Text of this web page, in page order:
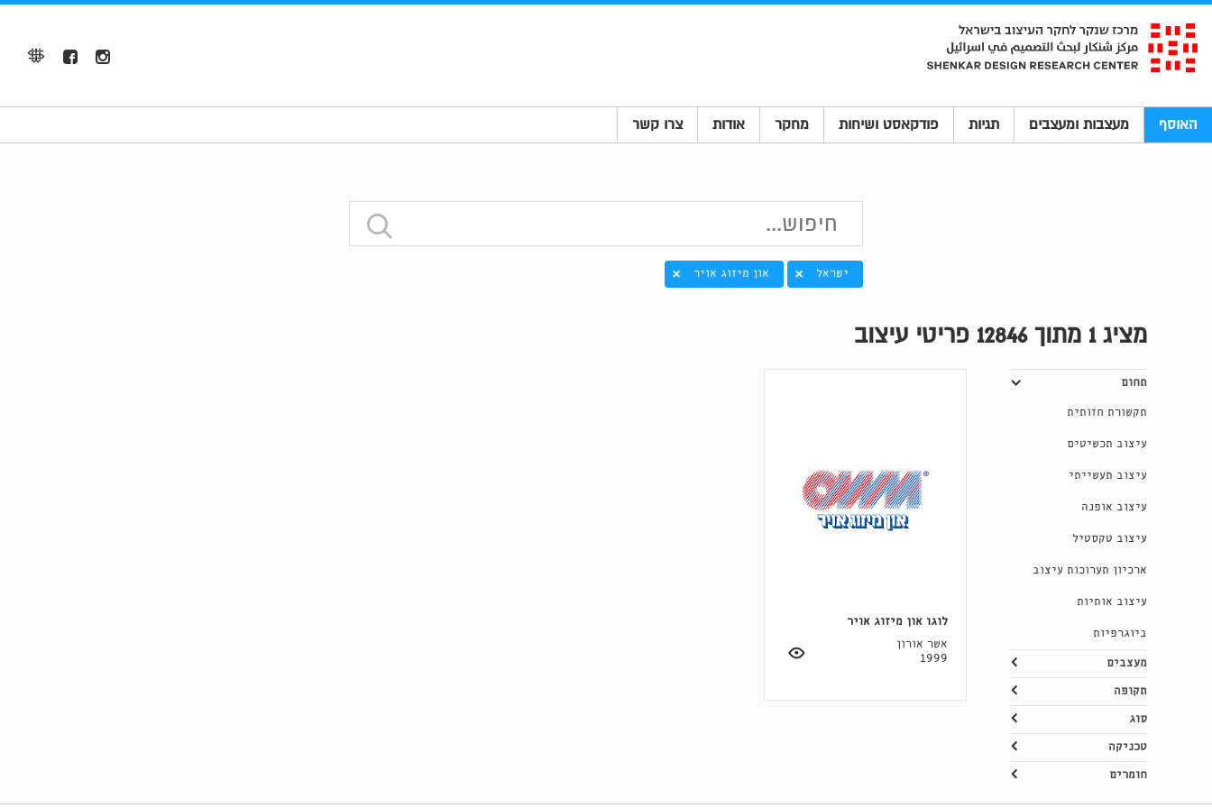
האוסף מעצבות ומעצבים תגיות פודקאסט ושיחות מחקר אודות צרו קשר
ישראל און מיזוג אויר
מציג1 מתוך 12846 פריטי עיצוב
תחום
תקשורת חזותית
עיצוב תכשיטים
עיצוב תעשייתי
עיצוב אופנה
עיצוב טקסטיל
ארכיון תערוכות עיצוב
עיצוב אותיות
ביוגרפיות
מעצבים
תקופה
סוג
טכניקה
חומרים
לוגו און מיזוג אויר
אשר אורון
1999